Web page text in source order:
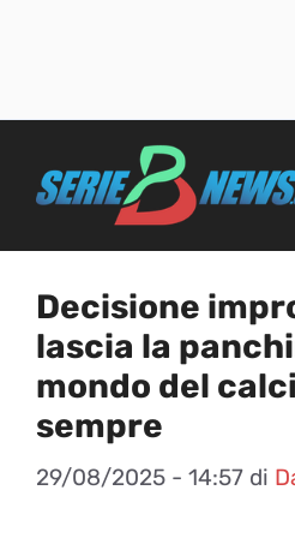
Decisione
lascia la
mondo del
sempre
29/08/2025 - 14:57 di